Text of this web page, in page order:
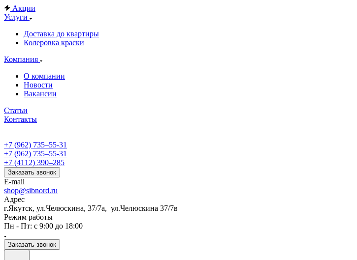
Акции
Услуги
Доставка до квартиры
Колеровка краски
Компания
О компании
Новости
Вакансии
Статьи
Контакты
+7 (962) 735‒55-31
+7 (962) 735‒55-31
+7 (4112) 390‒285
Заказать звонок
E-mail
shop@sibnord.ru
Адрес
​г.Якутск, ул.Челюскина, 37/7а, ул.Челюскина 37/7в
Режим работы
Пн - Пт: с 9:00 до 18:00
Заказать звонок